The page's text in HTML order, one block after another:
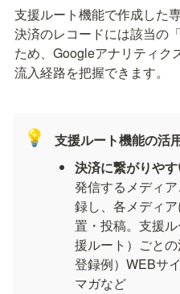
支援ルート機能で作成した
決済のレコードには該当の
ため、Googleアナリティク
流入経路を把握できます。
💡
支援ルート機能の活
決済に繋がりや
発信するメディ
録し、各メディ
置・投稿。支援
援ルート）ごとの
登録例）WEBサ
マガなど